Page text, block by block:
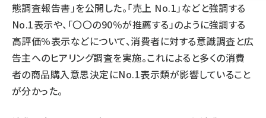
態調査報告書」を公開した。「売上 No.1」などと強調する
No.1表示や、「〇〇の90％が推薦する」のように強調する
高評価％表示などについて、消費者に対する意識調査と広
告主へのヒアリング調査を実施。これによると多くの消費
者の商品購入意思決定にNo.1表示類が影響していること
が分かった。